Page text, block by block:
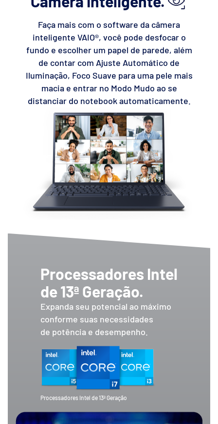
Faça mais com o software da câmera
inteligente VAIO®, você pode desfocar o
fundo e escolher um papel de parede, além
de contar com Ajuste Automático de
Iluminação, Foco Suave para uma pele mais
macia e entrar no Modo Mudo ao se
distanciar do notebook automaticamente.
Processadores Intel
de 13ª Geração.
Expanda seu potencial ao máximo
conforme suas necessidades
de potência e desempenho.
Processadores Intel de 13ª Geração